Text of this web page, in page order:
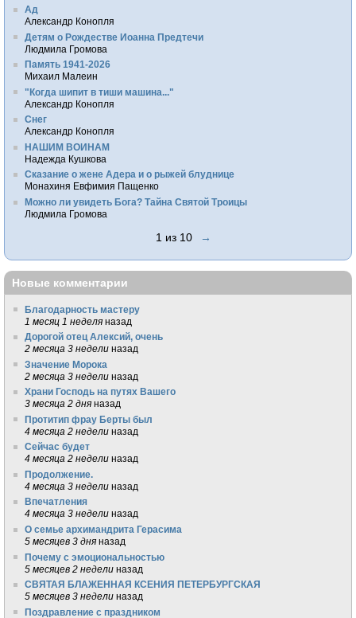
Ад
Александр Конопля
Детям о Рождестве Иоанна Предтечи
Людмила Громова
Память 1941-2026
Михаил Малеин
"Когда шипит в тиши машина..."
Александр Конопля
Снег
Александр Конопля
НАШИМ ВОИНАМ
Надежда Кушкова
Сказание о жене Адера и о рыжей блуднице
Монахиня Евфимия Пащенко
Можно ли увидеть Бога? Тайна Святой Троицы
Людмила Громова
1 из 10 →
Новые комментарии
Благодарность мастеру
1 месяц 1 неделя назад
Дорогой отец Алексий, очень
2 месяца 3 недели назад
Значение Морока
2 месяца 3 недели назад
Храни Господь на путях Вашего
3 месяца 2 дня назад
Протитип фрау Берты был
4 месяца 2 недели назад
Сейчас будет
4 месяца 2 недели назад
Продолжение.
4 месяца 3 недели назад
Впечатления
4 месяца 3 недели назад
О семье архимандрита Герасима
5 месяцев 3 дня назад
Почему с эмоциональностью
5 месяцев 2 недели назад
СВЯТАЯ БЛАЖЕННАЯ КСЕНИЯ ПЕТЕРБУРГСКАЯ
5 месяцев 3 недели назад
Поздравление с праздником